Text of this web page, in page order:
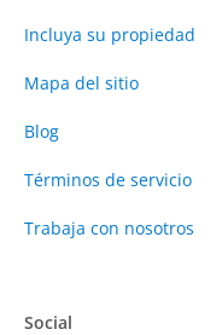
Incluya su propiedad
Mapa del sitio
Blog
Términos de servicio
Trabaja con nosotros
Social